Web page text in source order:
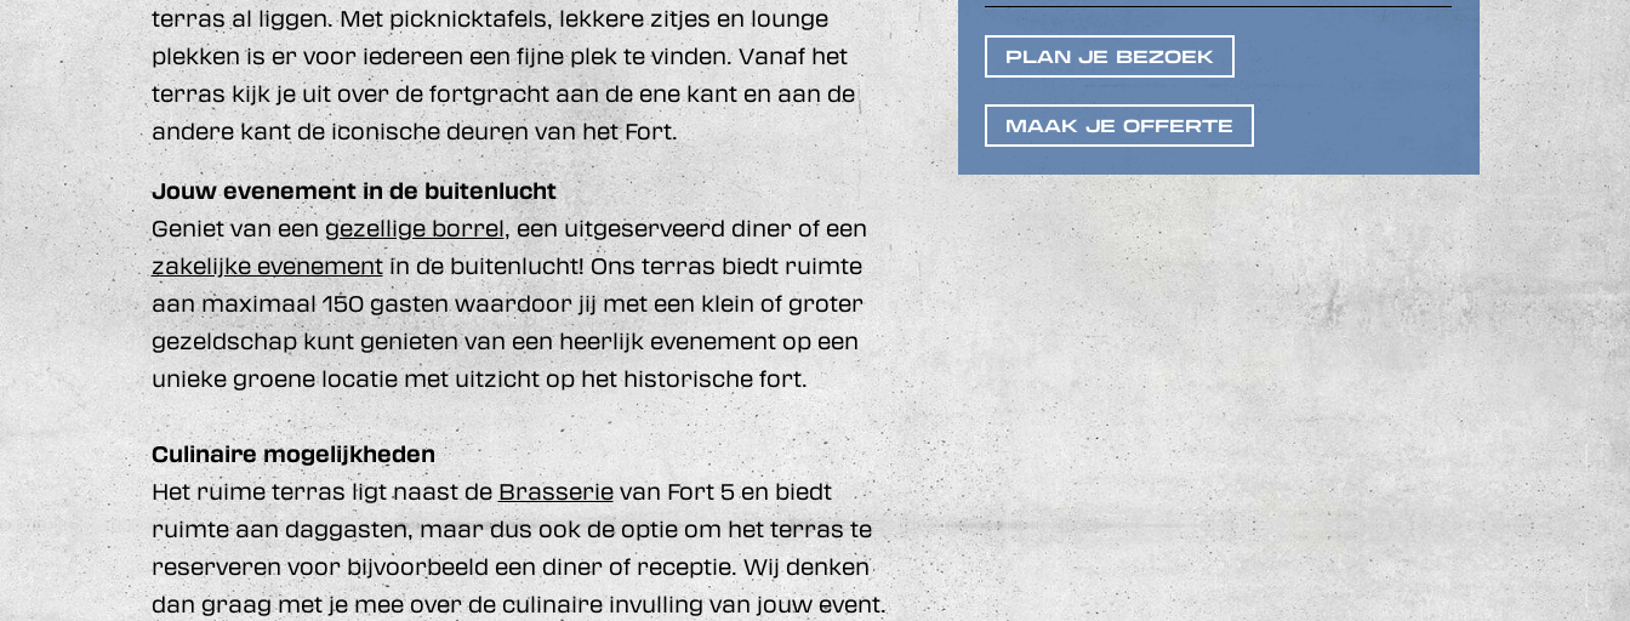
terras al liggen. Met picknicktafels, lekkere zitjes en lounge
plekken is er voor iedereen een fijne plek te vinden. Vanaf het
terras kijk je uit over de fortgracht aan de ene kant en aan de
andere kant de iconische deuren van het Fort.
Jouw evenement in de buitenlucht
Geniet van eengezellige borrel, een uitgeserveerd diner of een
zakelijke evenementin de buitenlucht! Ons terras biedt ruimte
aan maximaal 150 gasten waardoor jij met een klein of groter
gezeldschap kunt genieten van een heerlijk evenement op een
unieke groene locatie met uitzicht op het historische fort.
Culinaire mogelijkheden
Het ruime terras ligt naast de Brasserievan Fort 5 en biedt
ruimte aan daggasten, maar dus ook de optie om het terras te
reserveren voor bijvoorbeeld een diner of receptie. Wij denken
dan graag met je mee over de culinaire invulling van jouw event.
PLAN JE BEZOEK
MAAK JE OFFERTE